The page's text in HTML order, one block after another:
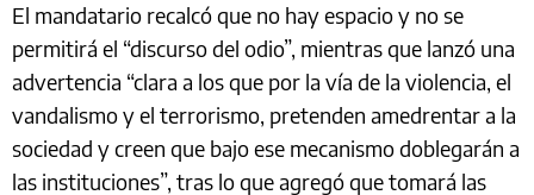
El mandatario recalcó que no hay espacio y no se
permitirá el “discurso del odio”, mientras que lanzó una
advertencia “clara a los que por la vía de la violencia, el
vandalismo y el terrorismo, pretenden amedrentar a la
sociedad y creen que bajo ese mecanismo doblegarán a
las instituciones”, tras lo que agregó que tomará las